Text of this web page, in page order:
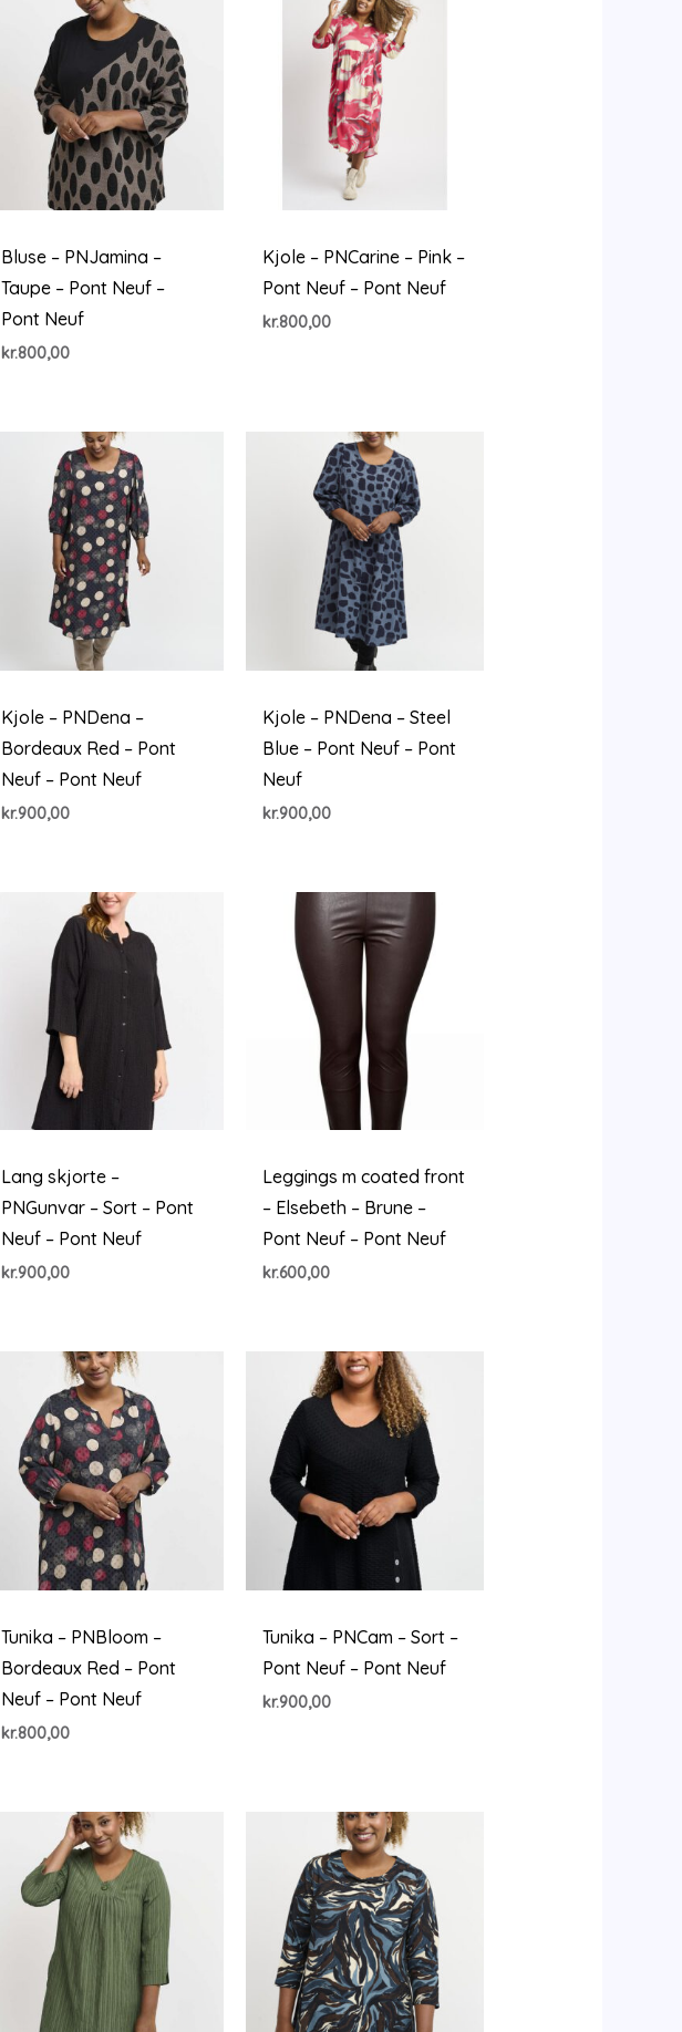
Bluse – PNJamina –
Taupe – Pont Neuf –
Pont Neuf
kr.800,00
Kjole – PNCarine – Pink –
Pont Neuf – Pont Neuf
kr.800,00
Kjole – PNDena –
Bordeaux Red – Pont
Neuf – Pont Neuf
kr.900,00
Kjole – PNDena – Steel
Blue – Pont Neuf – Pont
Neuf
kr.900,00
Lang skjorte –
PNGunvar – Sort – Pont
Neuf – Pont Neuf
kr.900,00
Leggings m coated front
– Elsebeth – Brune –
Pont Neuf – Pont Neuf
kr.600,00
Tunika – PNBloom –
Bordeaux Red – Pont
Neuf – Pont Neuf
kr.800,00
Tunika – PNCam – Sort –
Pont Neuf – Pont Neuf
kr.900,00